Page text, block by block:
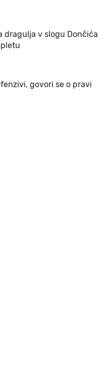
dragulja v slogu Dončića
govori se o pravi